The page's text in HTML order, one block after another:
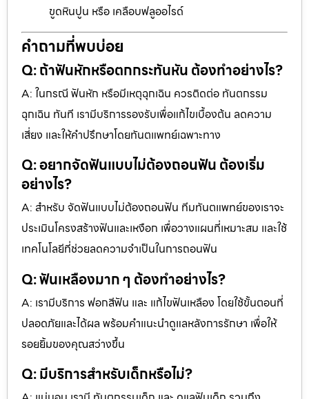
ขูดหินปูน หรือ เคลือบฟลูออไรด์
คำถามที่พบบ่อย
Q: ถ้าฟันหักหรือตกกระทันหัน ต้องทำอย่างไร?
A: ในกรณี ฟันหัก หรือมีเหตุฉุกเฉิน ควรติดต่อ ทันตกรรม
ฉุกเฉิน ทันที เรามีบริการรองรับเพื่อแก้ไขเบื้องต้น ลดความ
เสี่ยง และให้คำปรึกษาโดยทันตแพทย์เฉพาะทาง
Q: อยากจัดฟันแบบไม่ต้องถอนฟัน ต้องเริ่ม
อย่างไร?
A: สำหรับ จัดฟันแบบไม่ต้องถอนฟัน ทีมทันตแพทย์ของเราจะ
ประเมินโครงสร้างฟันและเหงือก เพื่อวางแผนที่เหมาะสม และใช้
เทคโนโลยีที่ช่วยลดความจำเป็นในการถอนฟัน
Q: ฟันเหลืองมาก ๆ ต้องทำอย่างไร?
A: เรามีบริการ ฟอกสีฟัน และ แก้ไขฟันเหลือง โดยใช้ขั้นตอนที่
ปลอดภัยและได้ผล พร้อมคำแนะนำดูแลหลังการรักษา เพื่อให้
รอยยิ้มของคุณสว่างขึ้น
Q: มีบริการสำหรับเด็กหรือไม่?